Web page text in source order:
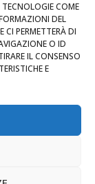
TECNOLOGIE COME
DEL
PERMETTERÀ DI
O ID
IL CONSENSO
E